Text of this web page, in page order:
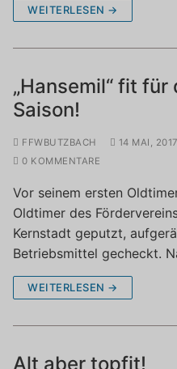
WEITERLESEN →
„Hansemil“ fit für
Saison!
FFWBUTZBACH 14 MAI, 2017
0 KOMMENTARE
Vor seinem ersten
Oldtimer des
Kernstadt geputzt,
Betriebsmittel gecheckt.
WEITERLESEN →
Alt aber topfit!